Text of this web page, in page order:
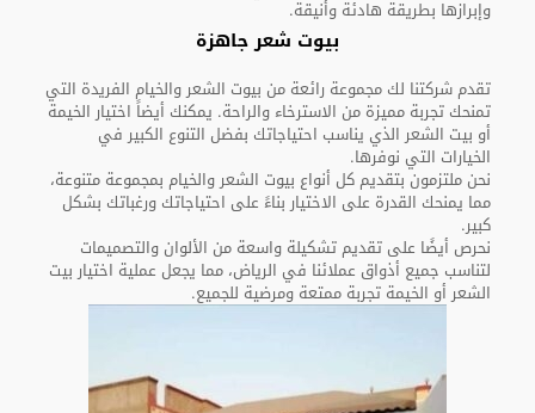
وإبرازها بطريقة هادئة وأنيقة.
بيوت شعر جاهزة
تقدم شركتنا لك مجموعة رائعة من بيوت الشعر والخيام الفريدة التي
تمنحك تجربة مميزة من الاسترخاء والراحة. يمكنك أيضاً اختيار الخيمة
أو بيت الشعر الذي يناسب احتياجاتك بفضل التنوع الكبير في
الخيارات التي نوفرها.
نحن ملتزمون بتقديم كل أنواع بيوت الشعر والخيام بمجموعة متنوعة،
مما يمنحك القدرة على الاختيار بناءً على احتياجاتك ورغباتك بشكل
كبير.
نحرص أيضًا على تقديم تشكيلة واسعة من الألوان والتصميمات
لتناسب جميع أذواق عملائنا في الرياض، مما يجعل عملية اختيار بيت
الشعر أو الخيمة تجربة ممتعة ومرضية للجميع.